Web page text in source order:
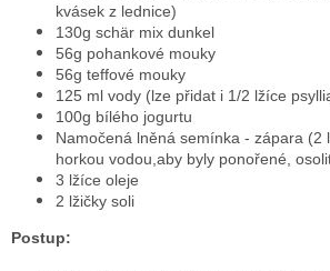
kvásek z lednice)
130g schär mix dunkel
56g pohankové mouky
56g teffové mouky
125 ml vody (lze přidat i 1/2 lžíce
100g bílého jogurtu
Namočená lněná semínka - zápara (2
horkou vodou,aby byly ponořené,
3 lžíce oleje
2 lžičky soli
Postup: